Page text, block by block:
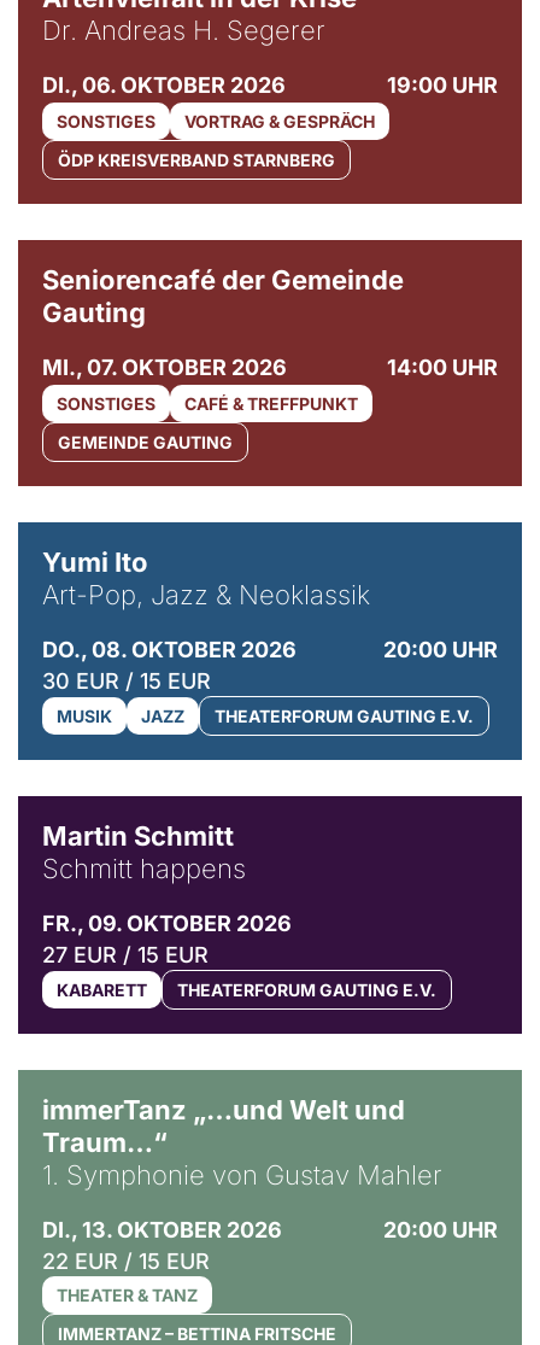
Dr. Andreas H. Segerer
DI., 06. OKTOBER 2026 19:00 UHR
SONSTIGES
VORTRAG & GESPRÄCH
ÖDP KREISVERBAND STARNBERG
Seniorencafé der Gemeinde
Gauting
MI., 07. OKTOBER 2026 14:00 UHR
SONSTIGES
CAFÉ & TREFFPUNKT
GEMEINDE GAUTING
Yumi Ito
Art-Pop, Jazz & Neoklassik
DO., 08. OKTOBER 2026
20:00 UHR
30 EUR / 15 EUR
MUSIK JAZZ THEATERFORUM GAUTING E.V.
Martin Schmitt
Schmitt happens
FR., 09. OKTOBER 2026
27 EUR / 15 EUR
KABARETT THEATERFORUM GAUTING E.V.
immerTanz „…und Welt und
Traum…“
1. Symphonie von Gustav Mahler
DI., 13. OKTOBER 2026
20:00 UHR
22 EUR / 15 EUR
THEATER & TANZ
IMMERTANZ – BETTINA FRITSCHE